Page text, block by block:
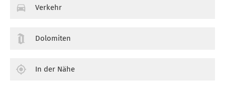
Verkehr
Dolomiten
In der Nähe